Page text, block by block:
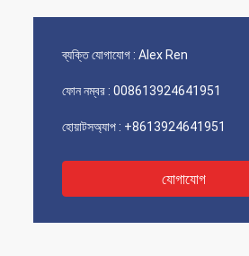
ব্যক্তি যোগাযোগ : Alex Ren
ফোন নম্বর : 008613924641951
হোয়াটসঅ্যাপ : +8613924641951
যোগাযোগ